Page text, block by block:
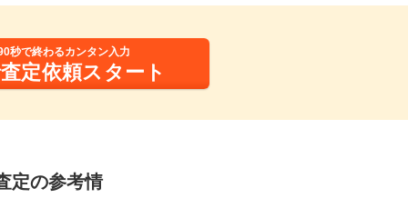
秒で終わるカンタン入力
定依頼スタート
定の参考情